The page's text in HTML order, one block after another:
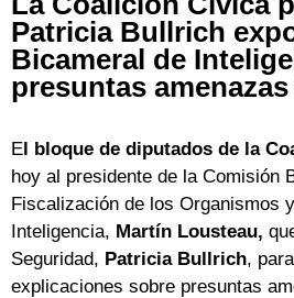
Patricia Bullrich
Bicameral de
presuntas
El bloque de diputados de la
hoy al presidente de la Comisión
Fiscalización de los Organismos
Inteligencia, Martín Lousteau,
Seguridad, Patricia Bullrich,
explicaciones sobre presuntas